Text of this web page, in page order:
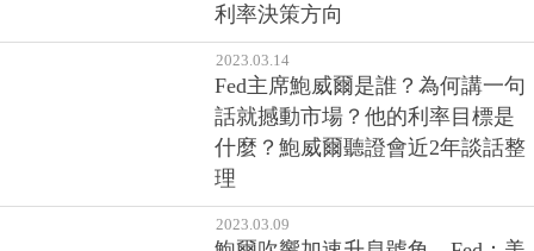
利率決策方向
2023.03.14
Fed主席鮑威爾是誰？為何講一句
話就撼動市場？他的利率目標是
什麼？鮑威爾聽證會近2年談話整
理
2023.03.09